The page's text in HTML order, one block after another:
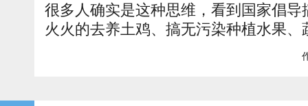
很多人确实是这种思维，看到国家倡
火火的去养土鸡、搞无污染种植水果